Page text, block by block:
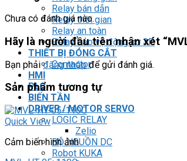
Relay bán dẫn
Relay thời gian
Relay an toàn
Relay bảo vệ động cơ 3P
THIẾT BỊ ĐÓNG CẮT
Contactor
HMI
PLC
BIẾN TẦN
DRIVER / MOTOR SERVO
LOGIC RELAY
Zelio
BỘ NGUỒN DC
Robot KUKA
Chưa có đánh giá nào.
Hãy là người đầu tiên nhận xét
Bạn phảiđăng nhậpđể gửi đánh giá.
Sản phẩm tương tự
Quick View
Cảm biến hình ảnh